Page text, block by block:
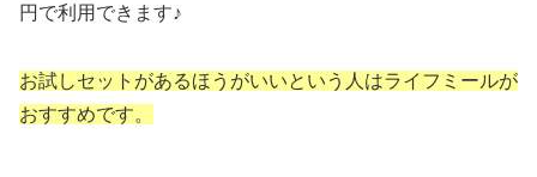
円で利用できます♪
お試しセットがあるほうがいいという人はライフミールが
おすすめです。